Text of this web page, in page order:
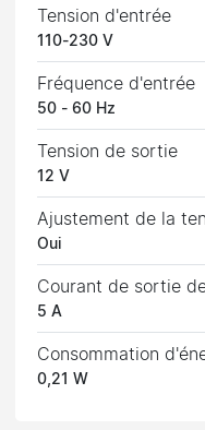
Tension d'entrée
110-230 V
Fréquence d'entrée
50 - 60 Hz
Tension de sortie
12 V
Ajustement de la
Oui
Courant de sortie
5 A
Consommation
0,21 W